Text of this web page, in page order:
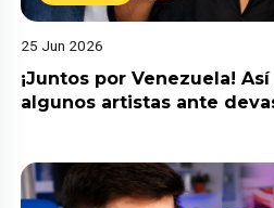
25 Jun 2026
¡Juntos por Venezuela!
algunos artistas ante